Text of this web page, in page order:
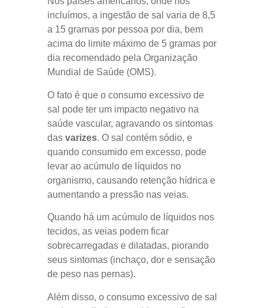
incluímos, a ingestão de sal varia de 8,5
a 15 gramas por pessoa por dia, bem
acima do limite máximo de 5 gramas por
dia recomendado pela Organização
Mundial de Saúde (OMS).
O fato é que o consumo excessivo de
sal pode ter um impacto negativo na
saúde vascular, agravando os sintomas
das varizes. O sal contém sódio, e
quando consumido em excesso, pode
levar ao acúmulo de líquidos no
organismo, causando retenção hídrica e
aumentando a pressão nas veias.
Quando há um acúmulo de líquidos nos
tecidos, as veias podem ficar
sobrecarregadas e dilatadas, piorando
seus sintomas (inchaço, dor e sensação
de peso nas pernas).
Além disso, o consumo excessivo de sal